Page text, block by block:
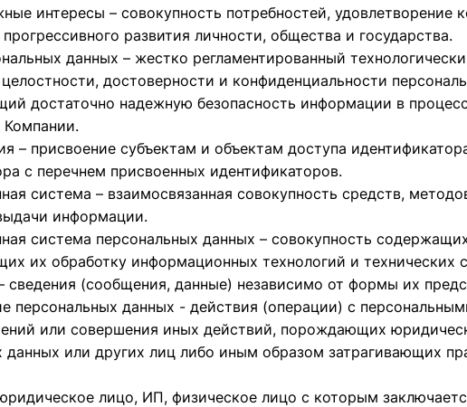
интересы – совокупность потребностей, удовлетворение
развития личности, общества и государства.
данных – жестко регламентированный
достоверности и конфиденциальности
достаточно надежную безопасность информации в
Компании.
– присвоение субъектам и объектам доступа
с перечнем присвоенных идентификаторов.
система – взаимосвязанная совокупность средств,
информации.
система персональных данных – совокупность
их обработку информационных технологий и технических
сведения (сообщения, данные) независимо от формы их
персональных данных - действия (операции) с
или совершения иных действий, порождающих
данных или других лиц либо иным образом затрагивающих
лицо, ИП, физическое лицо с которым